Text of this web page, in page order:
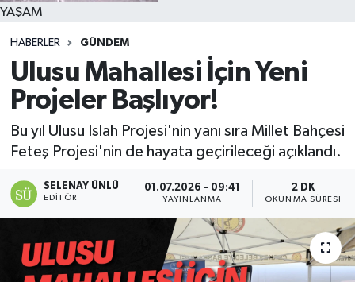
YAŞAM
HABERLER GÜNDEM
Ulusu Mahallesi İçin Yeni
Projeler Başlıyor!
Bu yıl Ulusu Islah Projesi'nin yanı sıra Millet Bahçesi
Feteş Projesi'nin de hayata geçirileceği açıklandı.
SELENAY ÜNLÜ
EDITÖR
01.07.2026 - 09:41
YAYINLANMA
2 DK
OKUNMA SÜRESI